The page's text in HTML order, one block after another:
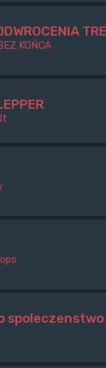
KOŃCA
spoleczenstwo